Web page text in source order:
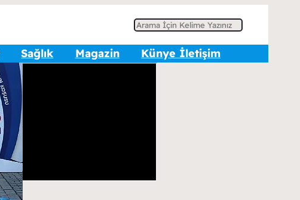
A
r
a
Sağlık Magazin Künye İletişim